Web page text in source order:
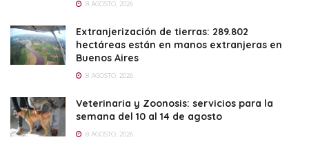
8 AGOSTO, 2026
Extranjerización de tierras: 289.802
hectáreas están en manos extranjeras en
Buenos Aires
8 AGOSTO, 2026
Veterinaria y Zoonosis: servicios para la
semana del 10 al 14 de agosto
8 AGOSTO, 2026